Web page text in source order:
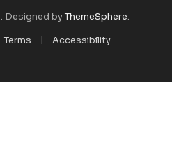
Designed byThemeSphere.
Terms Accessibility